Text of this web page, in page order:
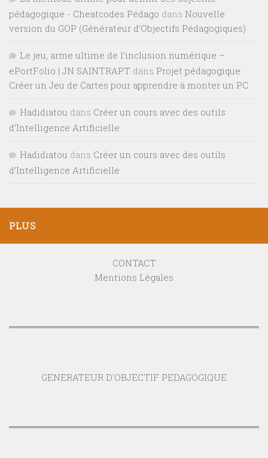
pédagogique - Cheatcodes Pédago dans Nouvelle
version du GOP (Générateur d’Objectifs Pédagogiques)
Le jeu, arme ultime de l’inclusion numérique –
ePortFolio | JN SAINTRAPT dans Projet pédagogique :
Créer un Jeu de Cartes pour apprendre à monter un PC
Hadidiatou dans Créer un cours avec des outils
d’Intelligence Artificielle
Hadidiatou dans Créer un cours avec des outils
d’Intelligence Artificielle
PLUS
CONTACT
Mentions Légales
GENERATEUR D'OBJECTIF PEDAGOGIQUE